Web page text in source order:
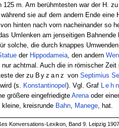
125 m. Am berühmtesten war der H. zu
sie auf dem andern Ende
hinten nach vorn nacheinander so
Umlenken am jenseitigen Bahnende
solche, die durch knappes
der Hippodameia, den andern
nur achtmal. Auch die in römischer Zeit
der zu Byzanz von Septimius
(s.
Konstantinopel ). Vgl. Graf
größere eingefriedigte Arenaoder
kleine, kreisrunde Bahn, Manege, hat.
Konversations-Lexikon, Band 9. Leipzig